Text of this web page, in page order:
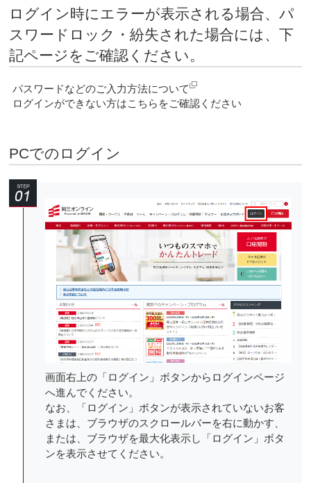
ログイン時にエラーが表示される場合、パ
スワードロック・紛失された場合には、下
記ページをご確認ください。
パスワードなどのご入力方法について
ログインができない方はこちらをご確認ください
PCでのログイン
画面右上の「ログイン」ボタンからログインページ
へ進んでください。
なお、「ログイン」ボタンが表示されていないお客
さまは、ブラウザのスクロールバーを右に動かす、
または、ブラウザを最大化表示し「ログイン」ボタ
ンを表示させてください。